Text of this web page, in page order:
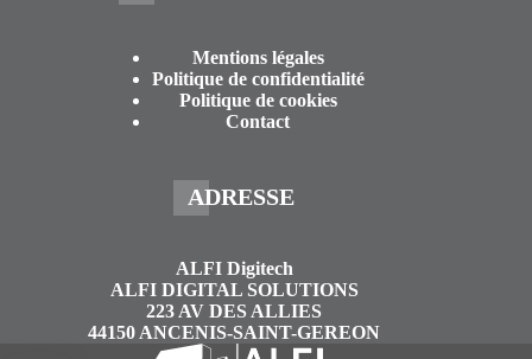
Mentions légales
Politique de confidentialité
Politique de cookies
Contact
ADRESSE
ALFI Digitech
ALFI DIGITAL SOLUTIONS
223 AV DES ALLIES
44150 ANCENIS-SAINT-GEREON